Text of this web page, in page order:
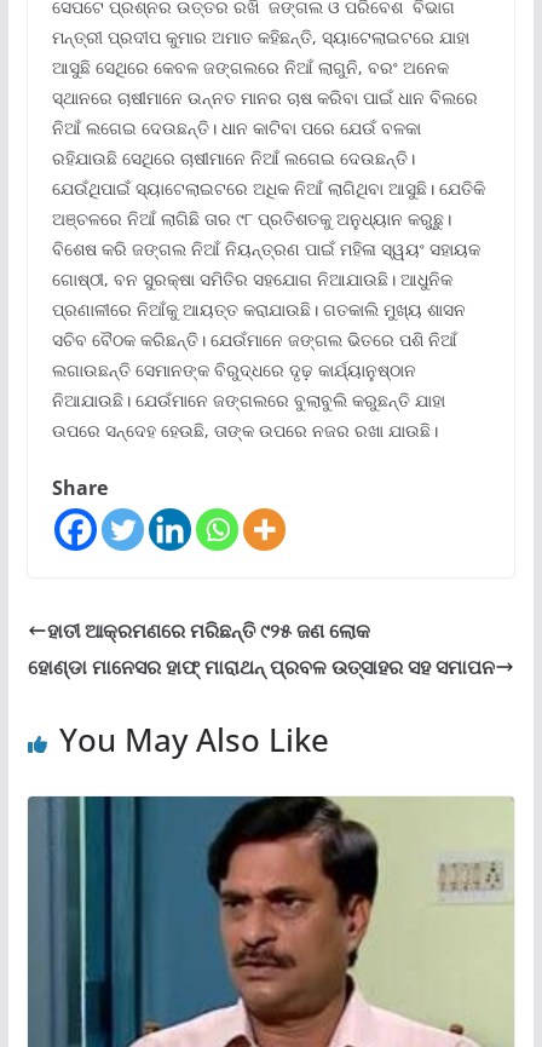
ସେପଟେ ପ୍ରଶ୍ନର ଉତ୍ତର ରଖି ଜଙ୍ଗଲ ଓ ପରିବେଶ ବିଭାଗ
ମନ୍ତ୍ରୀ ପ୍ରଦୀପ କୁମାର ଅମାତ କହିଛନ୍ତି, ସ୍ୟାଟେଲାଇଟରେ ଯାହା
ଆସୁଛି ସେଥିରେ କେବଳ ଜଙ୍ଗଲରେ ନିଆଁ ଲାଗୁନି, ବରଂ ଅନେକ
ସ୍ଥାନରେ ଚାଷୀମାନେ ଉନ୍ନତ ମାନର ଚାଷ କରିବା ପାଇଁ ଧାନ ବିଲରେ
ନିଆଁ ଲଗେଇ ଦେଉଛନ୍ତି। ଧାନ କାଟିବା ପରେ ଯେଉଁ ବଳକା
ରହିଯାଉଛି ସେଥିରେ ଚାଷୀମାନେ ନିଆଁ ଲଗେଇ ଦେଉଛନ୍ତି।
ଯେଉଁଥିପାଇଁ ସ୍ୟାଟେଲାଇଟରେ ଅଧିକ ନିଆଁ ଲାଗିଥିବା ଆସୁଛି। ଯେତିକି
ଅଞ୍ଚଳରେ ନିଆଁ ଲାଗିଛି ତାର ୯୮ ପ୍ରତିଶତକୁ ଅନୁଧ୍ୟାନ କରୁଛୁ।
ବିଶେଷ କରି ଜଙ୍ଗଲ ନିଆଁ ନିୟନ୍ତ୍ରଣ ପାଇଁ ମହିଳା ସ୍ୱୟଂ ସହାୟକ
ଗୋଷ୍ଠୀ, ବନ ସୁରକ୍ଷା ସମିତିର ସହଯୋଗ ନିଆଯାଉଛି। ଆଧୁନିକ
ପ୍ରଣାଳୀରେ ନିଆଁକୁ ଆୟତ୍ତ କରାଯାଉଛି। ଗତକାଲି ମୁଖ୍ୟ ଶାସନ
ସଚିବ ବୈଠକ କରିଛନ୍ତି। ଯେଉଁମାନେ ଜଙ୍ଗଲ ଭିତରେ ପଶି ନିଆଁ
ଲଗାଉଛନ୍ତି ସେମାନଙ୍କ ବିରୁଦ୍ଧରେ ଦୃଢ଼ କାର୍ଯ୍ୟାନୁଷ୍ଠାନ
ନିଆଯାଉଛି। ଯେଉଁମାନେ ଜଙ୍ଗଲରେ ବୁଲାବୁଲି କରୁଛନ୍ତି ଯାହା
ଉପରେ ସନ୍ଦେହ ହେଉଛି, ତାଙ୍କ ଉପରେ ନଜର ରଖା ଯାଉଛି।
Share
ହାତୀ ଆକ୍ରମଣରେ ମରିଛନ୍ତି ୯୨୫ ଜଣ ଲୋକ
ହୋଣ୍ଡା ମାନେସର ହାଫ୍ ମାରାଥନ୍ ପ୍ରବଳ ଉତ୍ସାହର ସହ ସମାପନ
You May Also Like